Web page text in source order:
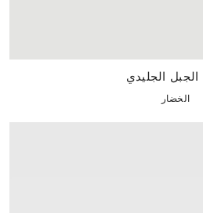
الجليدي
الخضار